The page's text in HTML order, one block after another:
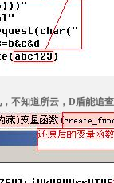
不知道所云，D盾能追